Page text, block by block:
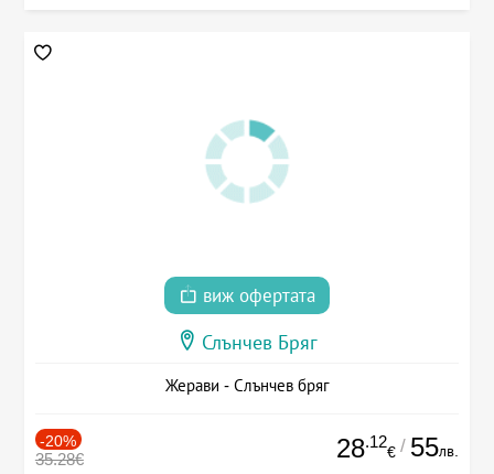
виж офертата
Слънчев Бряг
Жерави - Слънчев бряг
-20%
35.28€ 28.12
€ / 55лв.